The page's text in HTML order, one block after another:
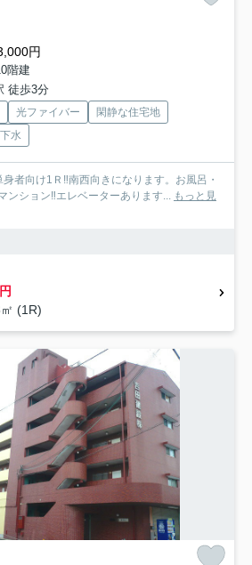
円
階建
徒歩3分
光ファイバー
閑静な住宅地
水
者向け1Ｒ‼南西向きになります。お風呂・
ンション‼エレベーターあります... もっと見
(1R)